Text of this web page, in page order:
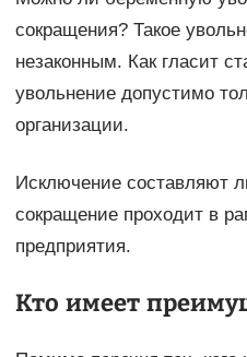
сокращения? Такое
незаконным. Как гласит
увольнение допустимо
организации.
Исключение составляют
сокращение проходит в
предприятия.
Кто имеет